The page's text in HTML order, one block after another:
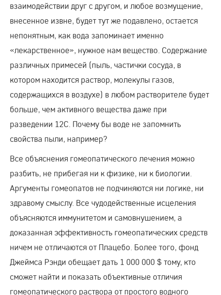
взаимодействии друг с другом, и любое возмущение,
внесенное извне, будет тут же подавлено, остается
непонятным, как вода запоминает именно
«лекарственное», нужное нам вещество. Содержание
различных примесей (пыль, частички сосуда, в
котором находится раствор, молекулы газов,
содержащихся в воздухе) в любом растворителе будет
больше, чем активного вещества даже при
разведении 12С. Почему бы воде не запомнить
свойства пыли, например?
Все объяснения гомеопатического лечения можно
разбить, не прибегая ни к физике, ни к биологии.
Аргументы гомеопатов не подчиняются ни логике, ни
здравому смыслу. Все чудодейственные исцеления
объясняются иммунитетом и самовнушением, а
доказанная эффективность гомеопатических средств
ничем не отличаются от Плацебо. Более того, фонд
Джеймса Рэнди обещает дать 1 000 000 $ тому, кто
сможет найти и показать объективные отличия
гомеопатического раствора от простого водного